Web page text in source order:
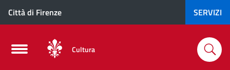
Città di Firenze SERVIZI
Cultura